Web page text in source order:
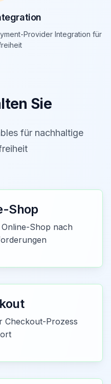
Provider Integration für
Sie
für nachhaltige
Shop
Shop nach
Checkout-Prozess